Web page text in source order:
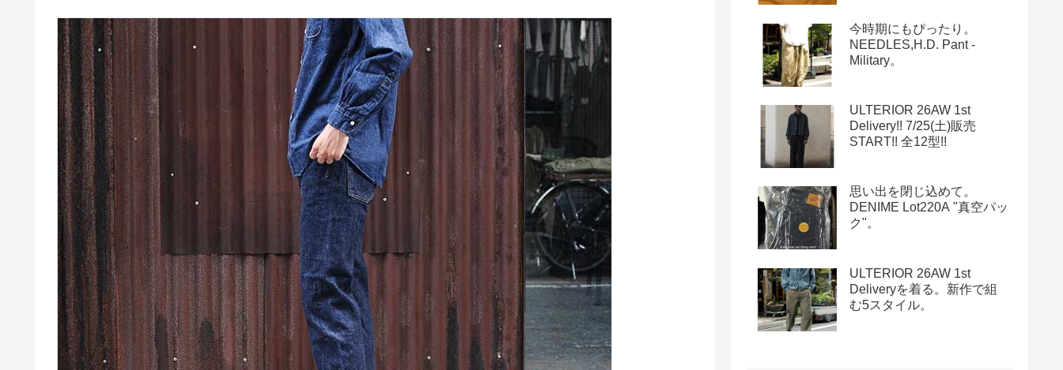
今時期にもぴったり。
NEEDLES,H.D. Pant -
Military。
ULTERIOR 26AW 1st
Delivery!! 7/25(土)販売
START!! 全12型!!
思い出を閉じ込めて。
DENIME Lot220A "真空パッ
ク"。
ULTERIOR 26AW 1st
Deliveryを着る。新作で組
む5スタイル。